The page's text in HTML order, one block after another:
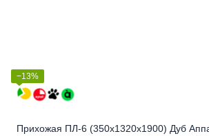
−13%
Прихожая ПЛ-6 (350x1320x1900) Дуб